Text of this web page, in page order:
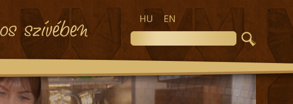
HU EN